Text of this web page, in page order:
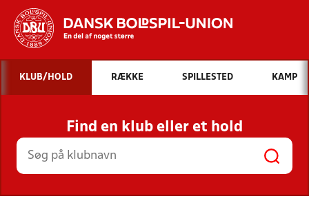
Hvad vil du søge efter?
INDHOLD OG NYHEDER
STILLINGER, RESULTATER, KLUBBER OG
HOLD
KLUB/HOLD RÆKKE SPILLESTED KAMP
Find en klub eller et hold